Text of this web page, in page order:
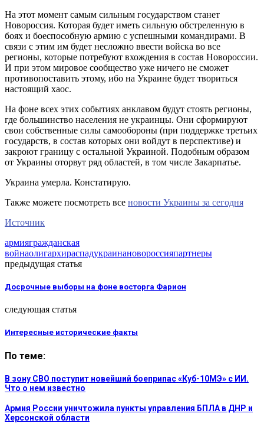
На этот момент самым сильным государством станет
Новороссия. Которая будет иметь сильную обстреленную в
боях и боеспособную армию с успешными командирами. В
связи с этим им будет несложно ввести войска во все
регионы, которые потребуют вхождения в состав Новороссии.
И при этом мировое сообщество уже ничего не сможет
противопоставить этому, ибо на Украине будет твориться
настоящий хаос.
На фоне всех этих событиях анклавом будут стоять регионы,
где большинство населения не украинцы. Они сформируют
свои собственные силы самообороны (при поддержке третьих
государств, в состав которых они войдут в перспективе) и
закроют границу с остальной Украиной. Подобным образом
от Украины оторвут ряд областей, в том числе Закарпатье.
Украина умерла. Констатирую.
Также можете посмотреть все новости Украины за сегодня
Источник
армиягражданская
войнаолигархираспадукраинановороссияпартнеры
предыдущая статья
Досрочные выборы на фоне восторга Фарион
следующая статья
Интересные исторические факты
По теме:
В зону СВО поступит новейший боеприпас «Куб-10МЭ» с ИИ.
Что о нем известно
Армия России уничтожила пункты управления БПЛА в ДНР и
Херсонской области